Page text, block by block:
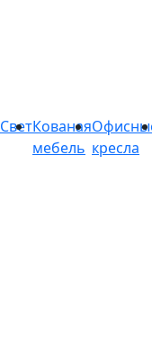
СветКованая
мебель кресла